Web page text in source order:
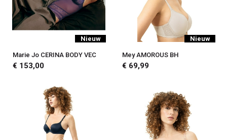
Nieuw
Marie Jo CERINA BODY VEC
€ 153,00
Nieuw
Mey AMOROUS BH
€ 69,99